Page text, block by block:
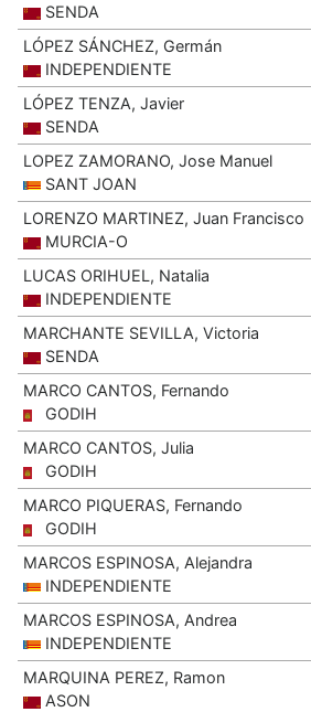
SENDA
LÓPEZ SÁNCHEZ, Germán
INDEPENDIENTE
LÓPEZ TENZA, Javier
SENDA
LOPEZ ZAMORANO, Jose Manuel
SANT JOAN
LORENZO MARTINEZ, Juan Francisco
MURCIA-O
LUCAS ORIHUEL, Natalia
INDEPENDIENTE
MARCHANTE SEVILLA, Victoria
SENDA
MARCO CANTOS, Fernando
GODIH
MARCO CANTOS, Julia
GODIH
MARCO PIQUERAS, Fernando
GODIH
MARCOS ESPINOSA, Alejandra
INDEPENDIENTE
MARCOS ESPINOSA, Andrea
INDEPENDIENTE
MARQUINA PEREZ, Ramon
ASON